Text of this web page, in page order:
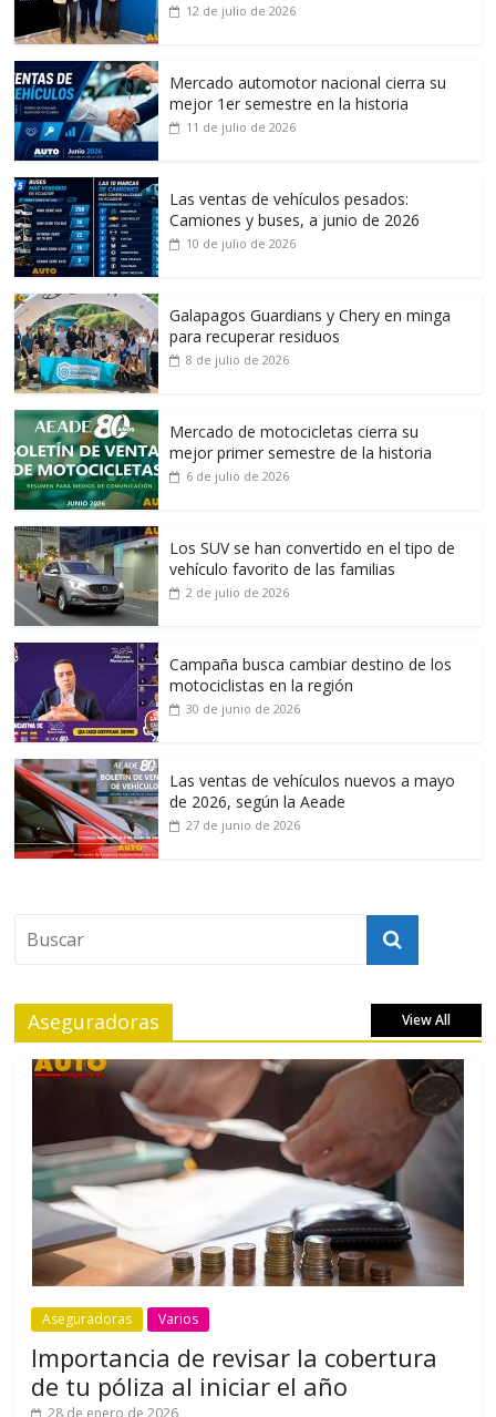
12 de julio de 2026
Mercado automotor nacional cierra su
mejor 1er semestre en la historia
11 de julio de 2026
Las ventas de vehículos pesados:
Camiones y buses, a junio de 2026
10 de julio de 2026
Galapagos Guardians y Chery en minga
para recuperar residuos
8 de julio de 2026
Mercado de motocicletas cierra su
mejor primer semestre de la historia
6 de julio de 2026
Los SUV se han convertido en el tipo de
vehículo favorito de las familias
2 de julio de 2026
Campaña busca cambiar destino de los
motociclistas en la región
30 de junio de 2026
Las ventas de vehículos nuevos a mayo
de 2026, según la Aeade
27 de junio de 2026
Aseguradoras View All
Aseguradoras Varios
Importancia de revisar la cobertura
de tu póliza al iniciar el año
28 de enero de 2026